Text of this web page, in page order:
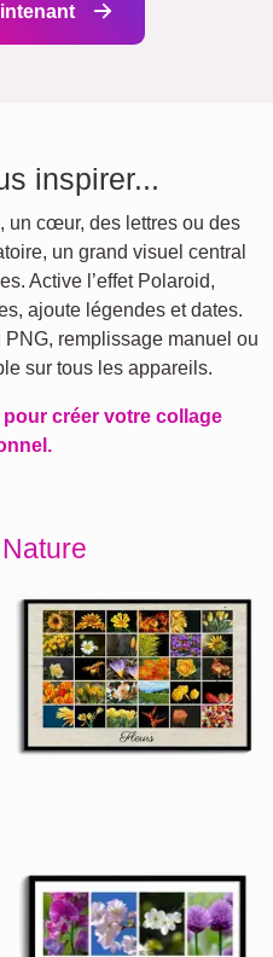
inspirer...
un cœur, des lettres ou des
un grand visuel central
Active l’effet Polaroid,
ajoute légendes et dates.
PNG, remplissage manuel ou
sur tous les appareils.
pour créer votre collage